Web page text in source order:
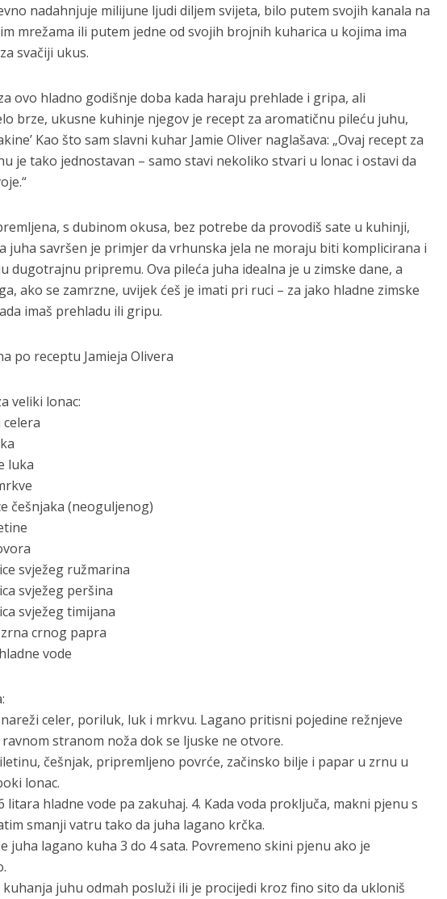
nadahnjuje milijune ljudi diljem svijeta, bilo putem svojih kanala na
mrežama ili putem jedne od svojih brojnih kuharica u kojima ima
svačiji ukus.
ovo hladno godišnje doba kada haraju prehlade i gripa, ali
brze, ukusne kuhinje njegov je recept za aromatičnu pileću juhu,
Kao što sam slavni kuhar Jamie Oliver naglašava: „Ovaj recept za
je tako jednostavan – samo stavi nekoliko stvari u lonac i ostavi da
s dubinom okusa, bez potrebe da provodiš sate u kuhinji,
juha savršen je primjer da vrhunska jela ne moraju biti komplicirana i
dugotrajnu pripremu. Ova pileća juha idealna je u zimske dane, a
ako se zamrzne, uvijek ćeš je imati pri ruci – za jako hladne zimske
imaš prehladu ili gripu.
po receptu Jamieja Olivera
veliki lonac:
celera
luka
češnjaka (neoguljenog)
svježeg ružmarina
svježeg peršina
svježeg timijana
zrna crnog papra
vode
nareži celer, poriluk, luk i mrkvu. Lagano pritisni pojedine režnjeve
ravnom stranom noža dok se ljuske ne otvore.
češnjak, pripremljeno povrće, začinsko bilje i papar u zrnu u
lonac.
litara hladne vode pa zakuhaj. 4. Kada voda proključa, makni pjenu s
smanji vatru tako da juha lagano krčka.
juha lagano kuha 3 do 4 sata. Povremeno skini pjenu ako je
kuhanja juhu odmah posluži ili je procijedi kroz fino sito da ukloniš